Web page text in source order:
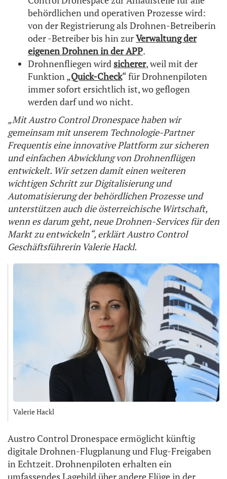
behördlichen und operativen Prozesse wird:
von der Registrierung als Drohnen-Betreiberin
oder -Betreiber bis hin zurVerwaltung der
eigenen Drohnen in der APP.
Drohnenfliegen wird sicherer, weil mit der
Funktion „Quick-Check“ für Drohnenpiloten
immer sofort ersichtlich ist, wo geflogen
werden darf und wo nicht.
„Mit Austro Control Dronespace haben wir
gemeinsam mit unserem Technologie-Partner
Frequentis eine innovative Plattform zur sicheren
und einfachen Abwicklung von Drohnenflügen
entwickelt. Wir setzen damit einen weiteren
wichtigen Schritt zur Digitalisierung und
Automatisierung der behördlichen Prozesse und
unterstützen auch die österreichische Wirtschaft,
wenn es darum geht, neue Drohnen-Services für den
Markt zu entwickeln“, erklärt Austro Control
Geschäftsführerin Valerie Hackl.
Valerie Hackl
Austro Control Dronespace ermöglicht künftig
digitale Drohnen-Flugplanung und Flug-Freigaben
in Echtzeit. Drohnenpiloten erhalten ein
umfassendes Lagebild über andere Flüge in der